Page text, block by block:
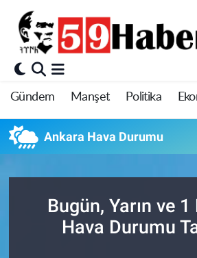
Gündem Manşet Politika
Ankara Hava Durumu
Bugün, Yarın ve
Hava Durumu